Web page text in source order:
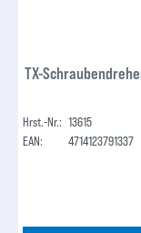
TX-
Hrst.-Nr.: 13615
EAN:
4714123791337